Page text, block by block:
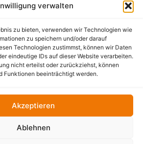
verwalten
zu bieten, verwenden wir Technologien wie
zu speichern und/oder darauf
Technologien zustimmst, können wir Daten
eindeutige IDs auf dieser Website verarbeiten.
nicht erteilst oder zurückziehst, können
Funktionen beeinträchtigt werden.
Akzeptieren
Ablehnen